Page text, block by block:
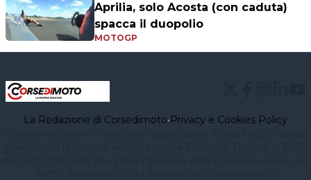
Aprilia, solo Acosta (con caduta)
spacca il duopolio
MOTOGP
La Redazione di Corsedimoto•Privacy e Cookies Policy